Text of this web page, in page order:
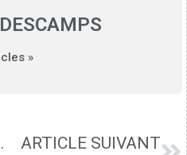
»
ARTICLE SUIVANT